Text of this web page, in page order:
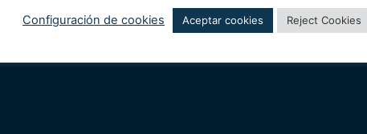
Configuración de cookies Aceptar cookies Reject Cookies